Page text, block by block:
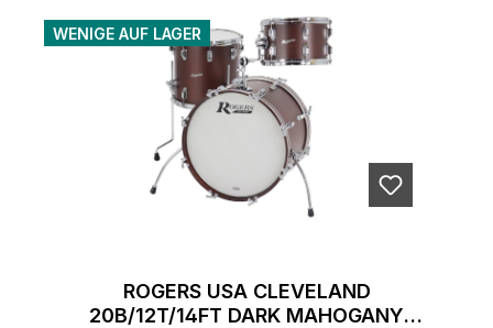
WENIGE AUF LAGER
ROGERS USA CLEVELAND
20B/12T/14FT DARK MAHOGANY